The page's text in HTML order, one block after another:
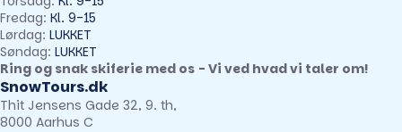
Fredag: Kl. 9-15
Lørdag: LUKKET
Søndag: LUKKET
Ring og snak skiferie med os - Vi ved hvad vi taler om!
SnowTours.dk
Thit Jensens Gade 32, 9. th,
8000 Aarhus C